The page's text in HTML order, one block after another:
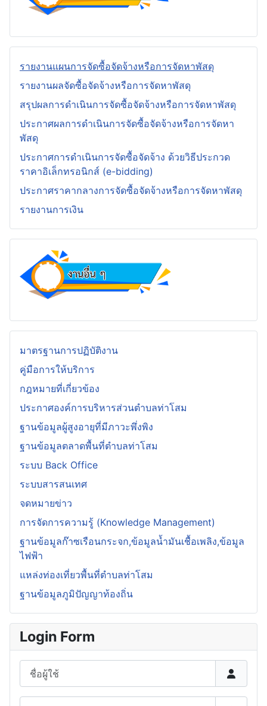
รายงานแผนการจัดซื้อจัดจ้างหรือการจัดหาพัสดุ
รายงานผลจัดซื้อจัดจ้างหรือการจัดหาพัสดุ
สรุปผลการดำเนินการจัดซื้อจัดจ้างหรือการจัดหาพัสดุ
ประกาศผลการดำเนินการจัดซื้อจัดจ้างหรือการจัดหา
พัสดุ
ประกาศการดำเนินการจัดซื้อจัดจ้าง ด้วยวิธีประกวด
ราคาอิเล็กทรอนิกส์ (e-bidding)
ประกาศราคากลางการจัดซื้อจัดจ้างหรือการจัดหาพัสดุ
รายงานการเงิน
มาตรฐานการปฏิบัติงาน
คู่มือการให้บริการ
กฎหมายที่เกี่ยวข้อง
ประกาศองค์การบริหารส่วนตำบลท่าโสม
ฐานข้อมูลผู้สูงอายุที่มีภาวะพึ่งพิง
ฐานข้อมูลตลาดพื้นที่ตำบลท่าโสม
ระบบ Back Office
ระบบสารสนเทศ
จดหมายข่าว
การจัดการความรู้ (Knowledge Management)
ฐานข้อมูลก๊าซเรือนกระจก,ข้อมูลน้ำมันเชื้อเพลิง,ข้อมูล
ไฟฟ้า
แหล่งท่องเที่ยวพื้นที่ตำบลท่าโสม
ฐานข้อมูลภูมิปัญญาท้องถิ่น
Login Form
ชื่อผู้ใช้